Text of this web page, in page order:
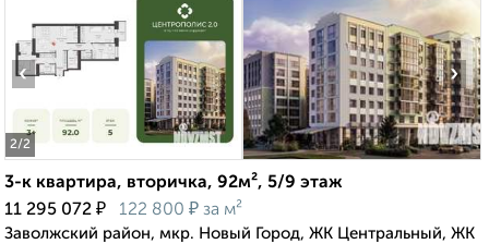
2/2
‹ ›
3-к квартира, вторичка, 92м², 5/9 этаж
11 295 072 ₽ 122 800 ₽ за м²
Заволжский район, мкр. Новый Город, ЖК Центральный, ЖК